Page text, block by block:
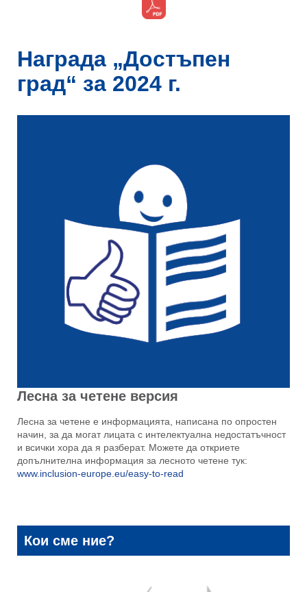
Награда „Достъпен
град“ за 2024 г.
Лесна за четене версия
Лесна за четене е информацията, написана по опростен
начин, за да могат лицата с интелектуална недостатъчност
и всички хора да я разберат. Можете да откриете
допълнителна информация за лесното четене тук:
www.inclusion-europe.eu/easy-to-read
Кои сме ние?